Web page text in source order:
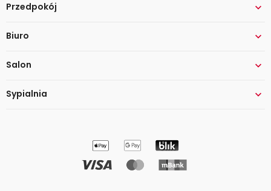
Przedpokój 
Biuro 
Salon 
Sypialnia 